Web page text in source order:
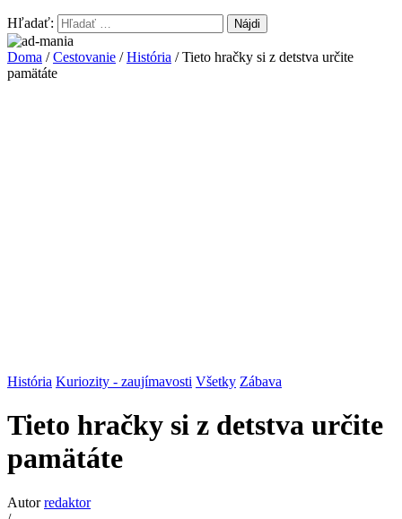
Hľadať:
Doma /Cestovanie /História / Tieto hračky si z detstva určite
pamätáte
História Kuriozity - zaujímavosti Všetky Zábava
Tieto hračky si z detstva určite
pamätáte
Autorredaktor